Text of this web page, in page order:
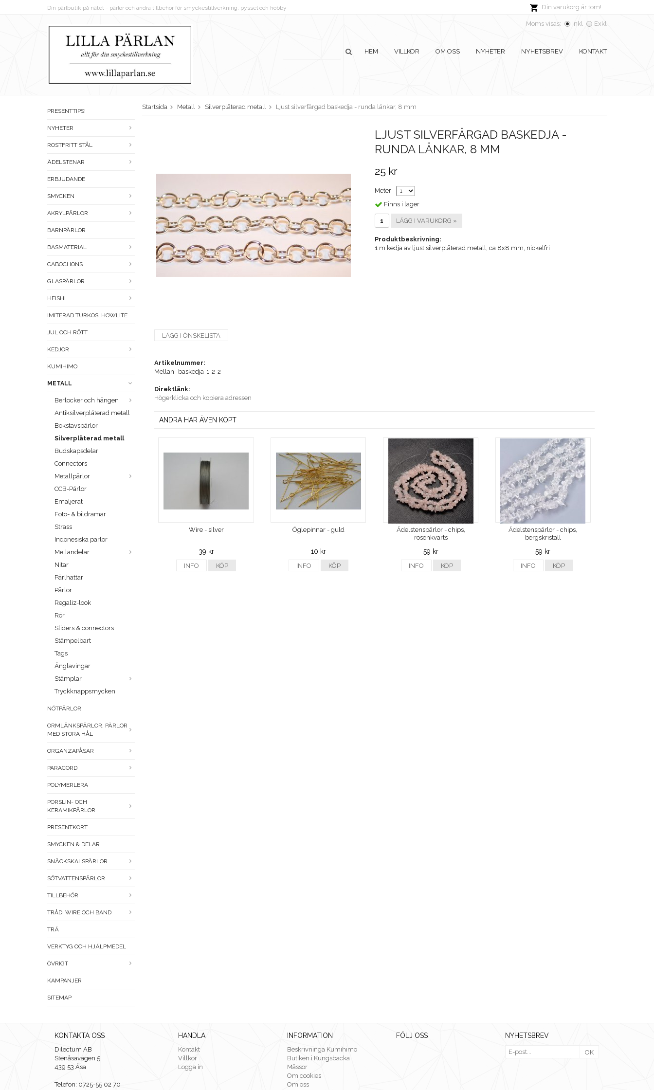
Din varukorg är tom!
Din pärlbutik på nätet - pärlor och andra tillbehör för smyckestillverkning, pyssel och hobby
Moms visas: Inkl Exkl
HEM VILLKOR OM OSS NYHETER NYHETSBREV KONTAKT
PRESENTTIPS!
NYHETER
ROSTFRITT STÅL
ÄDELSTENAR
ERBJUDANDE
SMYCKEN
AKRYLPÄRLOR
BARNPÄRLOR
BASMATERIAL
CABOCHONS
GLASPÄRLOR
HEISHI
IMITERAD TURKOS, HOWLITE
JUL OCH RÖTT
KEDJOR
KUMIHIMO
METALL
Berlocker och hängen
Antiksilverpläterad metall
Bokstavspärlor
Silverpläterad metall
Budskapsdelar
Connectors
Metallpärlor
CCB-Pärlor
Emaljerat
Foto- & bildramar
Strass
Indonesiska pärlor
Mellandelar
Nitar
Pärlhattar
Pärlor
Regaliz-look
Rör
Sliders & connectors
Stämpelbart
Tags
Änglavingar
Stämplar
Tryckknappsmycken
NÖTPÄRLOR
ORMLÄNKSPÄRLOR, PÄRLOR
MED STORA HÅL
ORGANZAPÅSAR
PARACORD
POLYMERLERA
PORSLIN- OCH
KERAMIKPÄRLOR
PRESENTKORT
SMYCKEN & DELAR
SNÄCKSKALSPÄRLOR
SÖTVATTENSPÄRLOR
TILLBEHÖR
TRÅD, WIRE OCH BAND
TRÄ
VERKTYG OCH HJÄLPMEDEL
ÖVRIGT
KAMPANJER
SITEMAP
Startsida Metall Silverpläterad metall Ljust silverfärgad baskedja - runda länkar, 8 mm
LJUST SILVERFÄRGAD BASKEDJA -
RUNDA LÄNKAR, 8 MM
25 kr
Meter
Finns i lager
LÄGG I VARUKORG »
Produktbeskrivning:
1 m kedja av ljust silverpläterad metall, ca 8x8 mm, nickelfri
LÄGG I ÖNSKELISTA
Artikelnummer:
Mellan- baskedja-1-2-2
Direktlänk:
Högerklicka och kopiera adressen
ANDRA HAR ÄVEN KÖPT
Wire - silver
39 kr
INFO KÖP
Öglepinnar - guld
10 kr
INFO KÖP
Ädelstenspärlor - chips,
rosenkvarts
59 kr
INFO KÖP
Ädelstenspärlor - chips,
bergskristall
59 kr
INFO KÖP
KONTAKTA OSS
Dilectum AB
Stenåsavägen 5
439 53 Åsa
Telefon: 0725-55 02 70
HANDLA
Kontakt
Villkor
Logga in
INFORMATION
Beskrivninga Kumihimo
Butiken i Kungsbacka
Mässor
Om cookies
Om oss
FÖLJ OSS NYHETSBREV
OK